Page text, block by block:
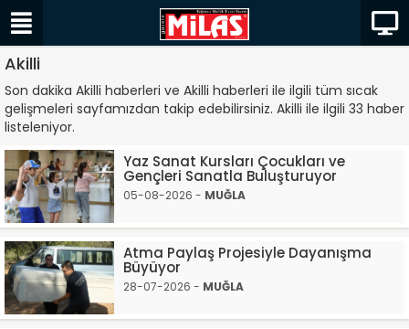
Akilli
Son dakika Akilli haberleri ve Akilli haberleri ile ilgili tüm sıcak
gelişmeleri sayfamızdan takip edebilirsiniz. Akilli ile ilgili 33 haber
listeleniyor.
Yaz Sanat Kursları Çocukları ve
Gençleri Sanatla Buluşturuyor
05-08-2026 - MUĞLA
Atma Paylaş Projesiyle Dayanışma
Büyüyor
28-07-2026 - MUĞLA